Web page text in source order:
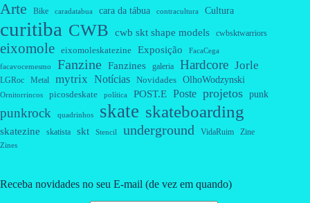
Arte Bike caradatabua cara da tábua contracultura Cultura
curitiba CWB cwb skt shape models cwbsktwarriors
eixomole eixomoleskatezine Exposição FacaCega
facavocemesmo Fanzine Fanzines galeria Hardcore Jorle
LGRoc Metal mytrix Notícias Novidades OlhoWodzynski
Ornitorrincos picosdeskate política POST.E Poste projetos punk
punkrock quadrinhos skate skateboarding
skatezine skatista skt Stencil underground VidaRuim Zine
Zines
Receba novidades no seu E-mail (de vez em quando)